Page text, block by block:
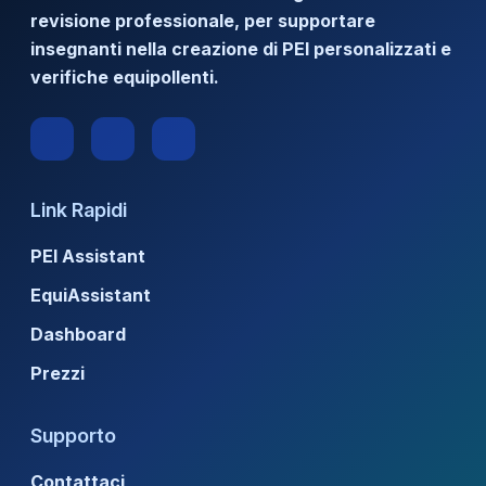
revisione professionale, per supportare
insegnanti nella creazione di PEI personalizzati e
verifiche equipollenti.
Link Rapidi
PEI Assistant
EquiAssistant
Dashboard
Prezzi
Supporto
Contattaci